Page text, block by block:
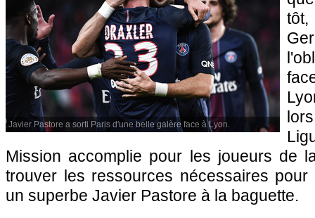
Javier Pastore a sorti Paris d'une belle galère face à Lyon.
Mission accomplie pour les joueurs de
trouver les ressources nécessaires
un superbe Javier Pastore à la baguette.